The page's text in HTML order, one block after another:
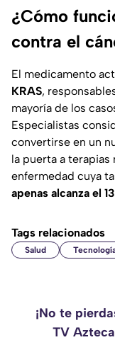
¿Cómo
contra el
El medicamento
KRAS,
mayoría de los
Especialistas
convertirse en un
la puerta a terapias
enfermedad cuya
apenas alcanza el
Tags relacionados
Salud
¡No te
TV